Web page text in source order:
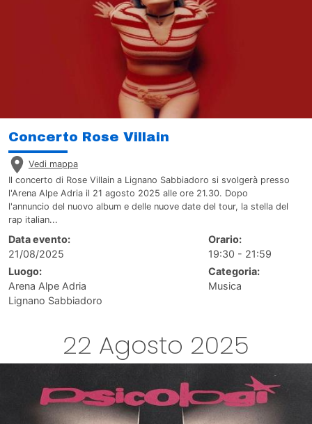
Concerto Rose Villain
Vedi mappa
Il concerto di Rose Villain a Lignano Sabbiadoro si svolgerà presso
l'Arena Alpe Adria il 21 agosto 2025 alle ore 21.30. Dopo
l'annuncio del nuovo album e delle nuove date del tour, la stella del
rap italian...
Data evento:
21/08/2025
Orario:
19:30 - 21:59
Luogo:
Arena Alpe Adria
Lignano Sabbiadoro
Categoria:
Musica
22 Agosto 2025